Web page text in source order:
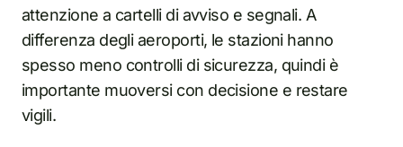
attenzione a cartelli di avviso e segnali. A
differenza degli aeroporti, le stazioni hanno
spesso meno controlli di sicurezza, quindi è
importante muoversi con decisione e restare
vigili.